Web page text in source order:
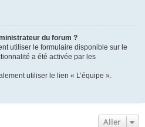
du forum ?
utiliser le formulaire disponible sur le
a été activée par les
utiliser le lien « L’équipe ».
Aller